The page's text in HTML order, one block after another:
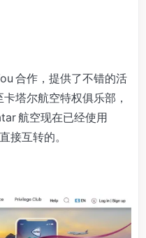
合作，提供了不错的活
塔尔航空特权俱乐部，
航空现在已经使用
接互转的。